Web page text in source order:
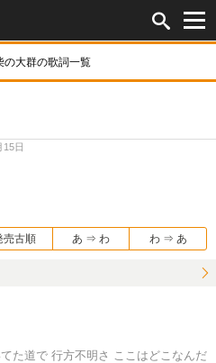
の大群の歌詞一覧
15日
売古順 あ ⇒ わ わ ⇒ あ
た道で 行方不明さ ここはどこなんだ